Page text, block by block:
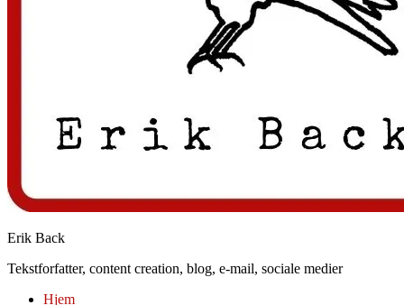
Erik Back
Tekstforfatter, content creation, blog, e-mail, sociale medier
Hjem